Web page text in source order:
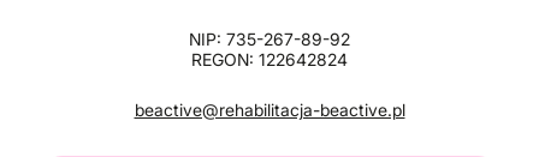
NIP: 735-267-89-92
REGON: 122642824
beactive@rehabilitacja-beactive.pl